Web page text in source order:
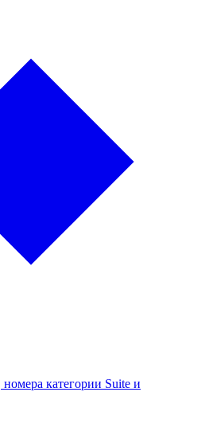
категории Suite и